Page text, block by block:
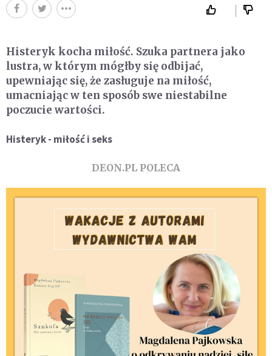
Histeryk kocha miłość. Szuka partnera jako
lustra, w którym mógłby się odbijać,
upewniając się, że zasługuje na miłość,
umacniając w ten sposób swe niestabilne
poczucie wartości.
Histeryk - miłość i seks
DEON.PL POLECA